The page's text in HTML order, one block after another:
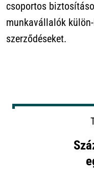
csoportos
munkavállalók
szerződéseket.